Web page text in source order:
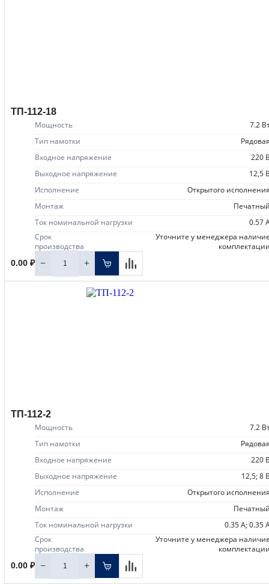
ТП-112-18
Мощность
7.2
Тип намотки
Входное напряжение
220
Выходное напряжение
12,5
Исполнение
открытого
Монтаж
Ток номинальной нагрузки
0.57
Срок
производства
уточните у менеджера наличие
0.00 ₽ − +
ТП-112-2
Мощность
7.2
Тип намотки
Входное напряжение
220
Выходное напряжение
12,5; 8
Исполнение
открытого
Монтаж
Ток номинальной нагрузки
0.35 А; 0.35
Срок
производства
уточните у менеджера наличие
0.00 ₽ − +